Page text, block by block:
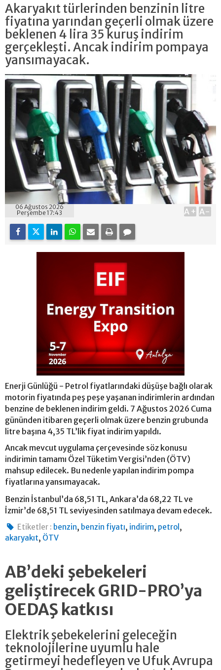
Akaryakıt türlerinden benzinin litre
fiyatına yarından geçerli olmak üzere
beklenen 4 lira 35 kuruş indirim
gerçekleşti. Ancak indirim pompaya
yansımayacak.
06 Ağustos 2026
Perşembe 17:43
A+ A-
Enerji Günlüğü - Petrol fiyatlarındaki düşüşe bağlı olarak
motorin fiyatında peş peşe yaşanan indirimlerin ardından
benzine de beklenen indirim geldi. 7 Ağustos 2026 Cuma
gününden itibaren geçerli olmak üzere benzin grubunda
litre başına 4,35 TL’lik fiyat indirim yapıldı.
Ancak mevcut uygulama çerçevesinde söz konusu
indirimin tamamı Özel Tüketim Vergisi’nden (ÖTV)
mahsup edilecek. Bu nedenle yapılan indirim pompa
fiyatlarına yansımayacak.
Benzin İstanbul’da 68,51 TL, Ankara’da 68,22 TL ve
İzmir’de 68,51 TL seviyesinden satılmaya devam edecek.
Etiketler : benzin, benzin fiyatı, indirim, petrol ,
akaryakıt, ÖTV
AB’deki şebekeleri
geliştirecek GRID-PRO’ya
OEDAŞ katkısı
Elektrik şebekelerini geleceğin
teknolojilerine uyumlu hale
getirmeyi hedefleyen ve Ufuk Avrupa